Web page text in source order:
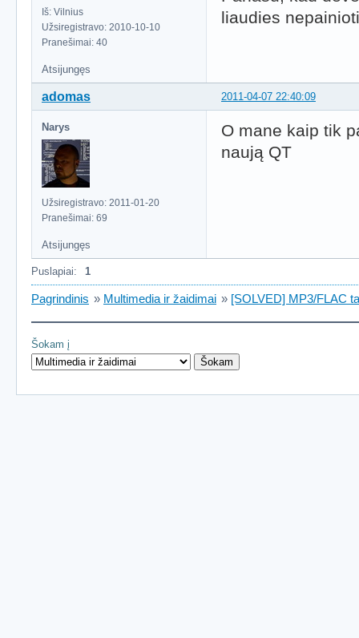
Iš: Vilnius
Užsiregistravo: 2010-10-10
Pranešimai: 40
liaudies
Atsijungęs
2011-04-07 22:40:09
adomas
Narys
Užsiregistravo: 2011-01-20
Pranešimai: 69
O mane kaip tik
naują QT
Atsijungęs
Puslapiai: 1
Pagrindinis » Multimedia ir žaidimai » [SOLVED] MP3/FLAC
Šokam į